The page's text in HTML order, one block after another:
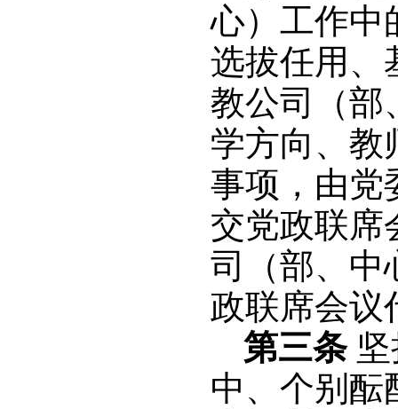
心）工作中
选拔任用、
教公司（部
学方向、教
事项，由党
交党政联席
司（部、中
政联席会议
第三条坚
中、个别酝